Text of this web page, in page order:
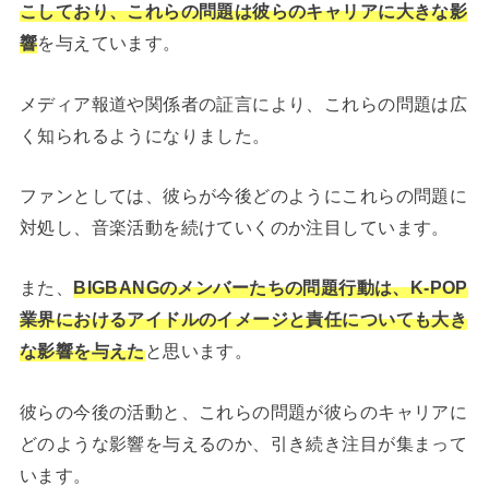
こしており、これらの問題は彼らのキャリアに大きな影
響を与えています。
メディア報道や関係者の証言により、これらの問題は広
く知られるようになりました。
ファンとしては、彼らが今後どのようにこれらの問題に
対処し、音楽活動を続けていくのか注目しています。
また、BIGBANGのメンバーたちの問題行動は、K-POP
業界におけるアイドルのイメージと責任についても大き
な影響を与えたと思います。
彼らの今後の活動と、これらの問題が彼らのキャリアに
どのような影響を与えるのか、引き続き注目が集まって
います。